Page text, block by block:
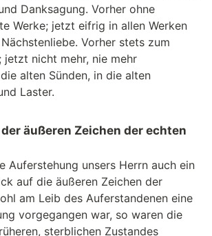
Danksagung. Vorher ohne
Werke; jetzt eifrig in allen Werken
Vorher stets zum
jetzt nicht mehr, nie mehr
alten Sünden, in die alten
Laster.
äußeren Zeichen der echten
Auferstehung unsers Herrn auch ein
auf die äußeren Zeichen der
am Leib des Auferstandenen eine
vorgegangen war, so waren die
sterblichen Zustandes